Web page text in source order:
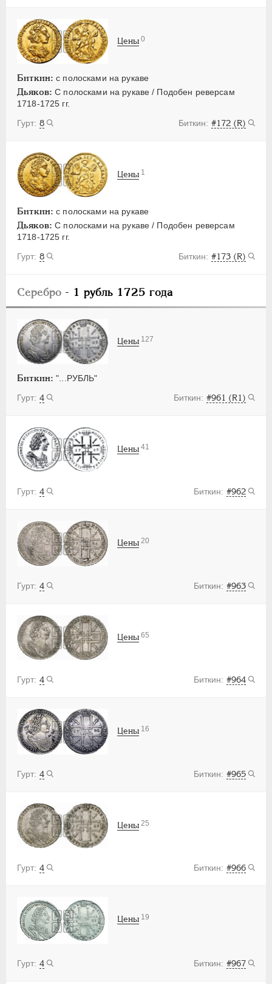
Биткин: с полосками на рукаве
Дьяков: С полосками на рукаве / Подобен реверсам
1718-1725 гг.
8
#172 (R)
Цены 0
Биткин: с полосками на рукаве
Дьяков: С полосками на рукаве / Подобен реверсам
1718-1725 гг.
8
#173 (R)
Цены 1
Серебро - 1 рубль 1725 года
Биткин: "...РУБЛЬ"
4
#961 (R1)
Цены 127
4 #962
Цены 41
4 #963
Цены 20
4 #964
Цены 65
4 #965
Цены 16
4 #966
Цены 25
4 #967
Цены 19